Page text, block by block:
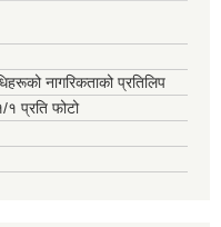
नागरिकताको प्रतिलिप
१ प्रति फोटो